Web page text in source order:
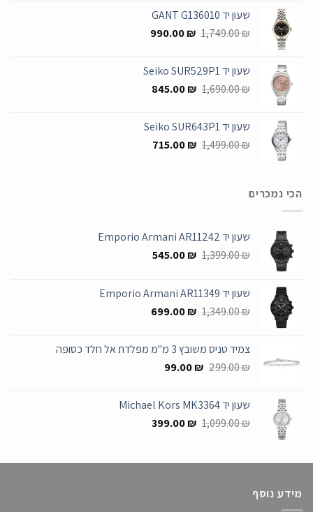
1,699.00 ₪.
955.00 ₪.
שעון יד GANT G136010
1,749.00₪
המחיר
1,749.00 ₪.
990.00₪
המחיר
990.00 ₪.
שעון יד Seiko SUR529P1
1,690.00₪
המחיר
1,690.00 ₪.
845.00₪
המחיר
845.00 ₪.
שעון יד Seiko SUR643P1
1,499.00₪
המחיר
715.00₪
המחיר
הכי נמכרים
שעון יד Emporio Armani AR11242
1,399.00₪
המחיר
1,399.00 ₪.
545.00₪
המחיר
545.00 ₪.
שעון יד Emporio Armani AR11349
1,349.00₪
המחיר
1,349.00 ₪.
699.00₪
המחיר
699.00 ₪.
צמיד טניס משובץ 3 מ"מ מפלדת אל חלד כסופה
299.00₪
המחיר
299.00 ₪.
99.00₪
המחיר
99.00 ₪.
שעון יד Michael Kors MK3364
1,099.00₪
המחיר
1,099.00 ₪.
399.00₪
המחיר
399.00 ₪.
מידע נוסף